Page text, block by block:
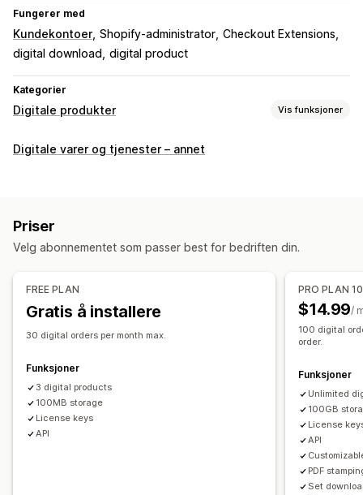
Fungerer med
Kundekontoer Shopify-administrator Checkout Extensions
digital download
digital product
Kategorier
Digitale produkter Vis funksjoner
Produkttyper
Nedlastingsadministrasjon
E-postlevering
Masseopplasting
Nedlastingsgrenser
Analyse
SMTP
Eksternt driftet
Filsikkerhet
Digitale varer og tjenester – annet
Priser
Velg abonnementet som passer best for bedriften din.
FREE PLAN
Gratis å installere
30 digital orders per month max.
Funksjoner
3 digital products
100MB storage
License keys
API
PRO PLAN
$14.99/
100 digital
order.
Funksjoner
Unlimited
100GB
License
API
PDF
Set